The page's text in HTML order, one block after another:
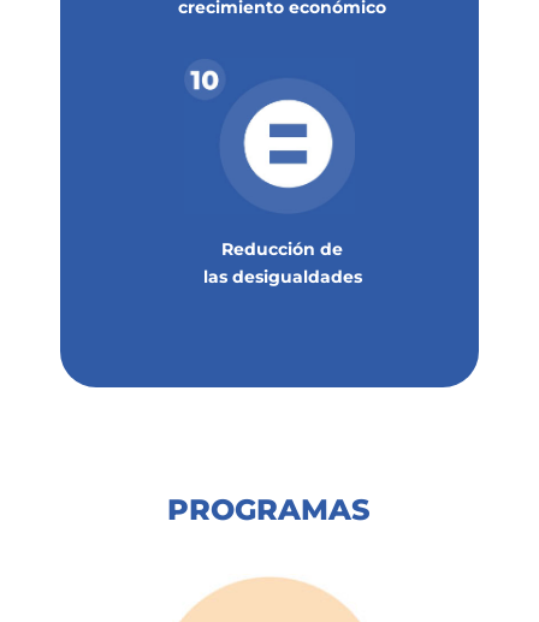
crecimiento económico
Reducción de
las desigualdades
PROGRAMAS